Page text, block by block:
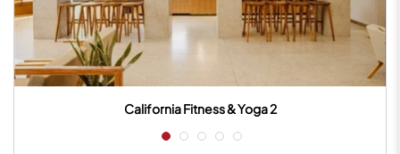
California Fitness & Yoga 2